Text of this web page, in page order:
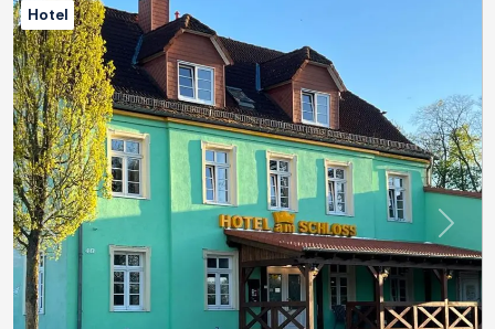
Previous Next
Hotel